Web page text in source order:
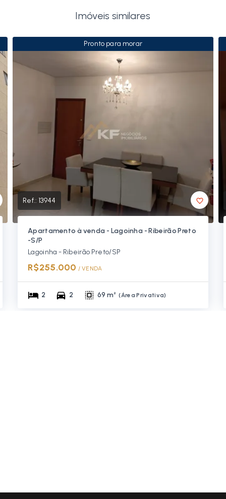
Imóveis similares
Pronto para morar
Ref.: 13944
Apartamento à venda - Lagoinha - Ribeirão Preto
-S/P
Lagoinha - Ribeirão Preto/SP
R$255.000 / VENDA
2 2 69 m² (Área Privativa)